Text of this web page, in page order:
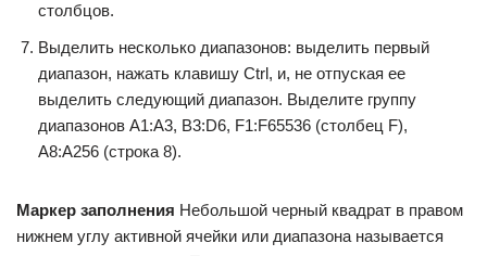
столбцов.
Выделить несколько диапазонов: выделить первый
диапазон, нажать клавишу Ctrl, и, не отпуская ее
выделить следующий диапазон. Выделите группу
диапазонов A1:A3, B3:D6, F1:F65536 (столбец F),
A8:A256 (строка 8).
Маркер заполнения Небольшой черный квадрат в правом
нижнем углу активной ячейки или диапазона называется